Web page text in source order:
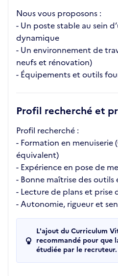
Nous vous proposons :
- Un poste stable au sein
dynamique
- Un environnement de
neufs et rénovation)
- Équipements et outils
Profil recherché et
Profil recherché :
- Formation en menuiserie
équivalent)
- Expérience en pose de
- Bonne maîtrise des
- Lecture de plans et prise
- Autonomie, rigueur et
L'ajout du Curriculum
recommandé pour que
étudiée par le recruteur.